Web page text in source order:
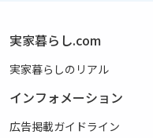
実家暮らし.com
実家暮らしのリアル
インフォメーション
広告掲載ガイドライン